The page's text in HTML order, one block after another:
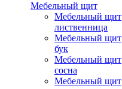
Мебельный щит
Мебельный щит
лиственница
Мебельный щит
бук
Мебельный щит
сосна
Мебельный щит